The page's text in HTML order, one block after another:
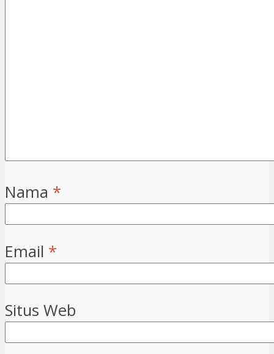
Nama *
Email *
Situs Web